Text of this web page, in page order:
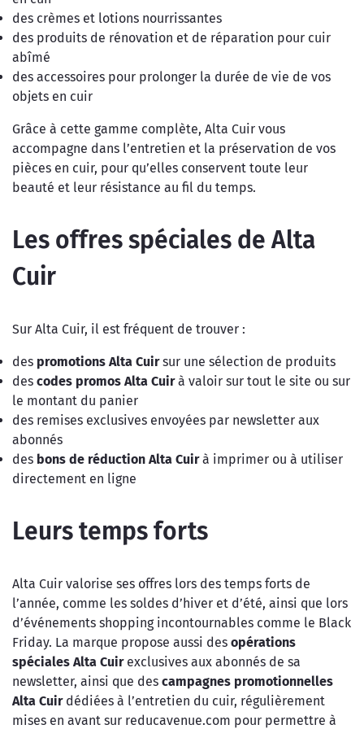
des crèmes et lotions nourrissantes
des produits de rénovation et de réparation pour cuir
abîmé
des accessoires pour prolonger la durée de vie de vos
objets en cuir
Grâce à cette gamme complète, Alta Cuir vous
accompagne dans l’entretien et la préservation de vos
pièces en cuir, pour qu’elles conservent toute leur
beauté et leur résistance au fil du temps.
Les offres spéciales de Alta
Cuir
Sur Alta Cuir, il est fréquent de trouver :
des promotions Alta Cuirsur une sélection de produits
des codes promos Alta Cuirà valoir sur tout le site ou sur
le montant du panier
des remises exclusives envoyées par newsletter aux
abonnés
des bons de réduction Alta Cuirà imprimer ou à utiliser
directement en ligne
Leurs temps forts
Alta Cuir valorise ses offres lors des temps forts de
l’année, comme les soldes d’hiver et d’été, ainsi que lors
d’événements shopping incontournables comme le Black
Friday. La marque propose aussi des opérations
spéciales Alta Cuir exclusives aux abonnés de sa
newsletter, ainsi que des campagnes promotionnelles
Alta Cuirdédiées à l’entretien du cuir, régulièrement
mises en avant sur reducavenue.com pour permettre à